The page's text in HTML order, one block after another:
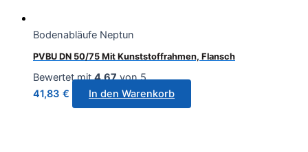
Bodenabläufe Neptun
PVBU DN 50/75 Mit Kunststoffrahmen, Flansch
Bewertet mit4.67von 5
41,83 € In den Warenkorb